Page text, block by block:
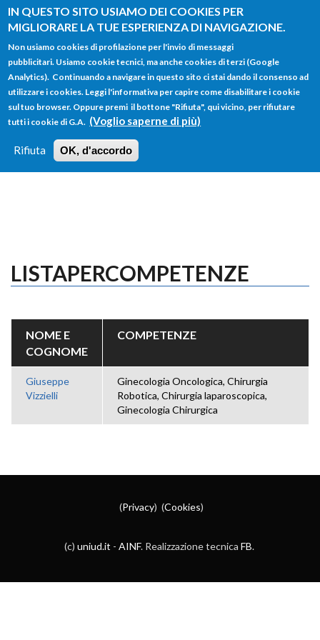
IN QUESTO SITO USIAMO DEI COOKIES PER
MIGLIORARE LA TUE ESPERIENZA DI NAVIGAZIONE.
Non usiamo cookies di profilazione per l'invio di messaggi
pubblicitari. Usiamo cookie tecnici, ma anche cookies di terzi (Google
Analytics). Continuando a navigare in questo sito ci stai dando il consenso ad
utilizzare i cookies. Leggi l'informativa per capire come disabilitare i cookie
sul tuo browser. Oppure premi il bottone "Rifiuta", qui vicino, per rifiutare
tutti i cookie di G.A. (Voglio saperne di più)
Rifiuta OK, d'accordo
Salta al contenuto principale
FORM
DI
RICERCA
Main menu
HOME TUTTI I PROFILI
LOGIN
LISTAPERCOMPETENZE
NOME E
COGNOME
COMPETENZE
Giuseppe
Vizzielli
Ginecologia Oncologica, Chirurgia
Robotica, Chirurgia laparoscopica,
Ginecologia Chirurgica
(Privacy) (Cookies)
(c) uniud.it - AINF. Realizzazione tecnica FB.